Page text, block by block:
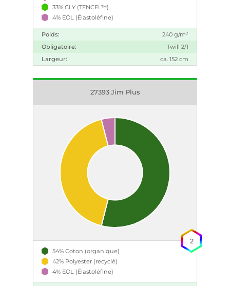
33% CLY (TENCEL™)
4% EOL (Élastoléfine)
Poids:
240 g/m²
Obligatoire:
Twill 2/1
Largeur:
ca. 152 cm
27393 Jim Plus
54% Coton (organique)
42% Polyester (recyclé)
4% EOL (Élastoléfine)
2